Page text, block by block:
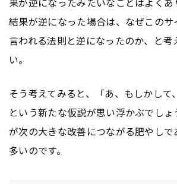
結果が逆になった場合は、なぜこの
言われる法則と逆になったのか、と考
い。
そう考えてみると、「あ、もしかして
という新たな仮説が思い浮かぶでし
が次の大きな改善につながる肥やし
多いのです。